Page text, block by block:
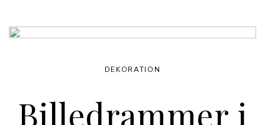
Billedrammer i
DEKORATION